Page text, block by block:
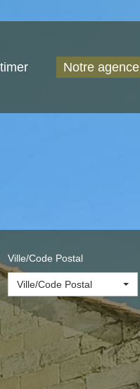
Notre agence
Ville/Code Postal
Ville/Code Postal